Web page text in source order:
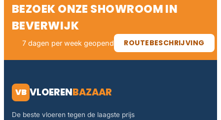
BEZOEK ONZE SHOWROOM IN
BEVERWIJK
7 dagen per week geopend ROUTEBESCHRIJVING
VB VLOERENBAZAAR
De beste vloeren tegen de laagste prijs